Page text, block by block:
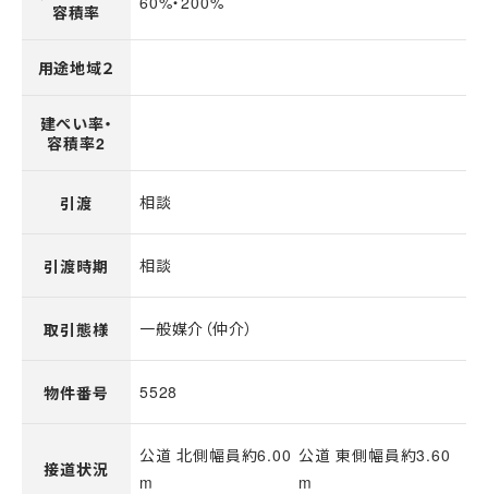
容積率
用途地域２
建ぺい率・
容積率2
引渡 相談
引渡時期 相談
取引態様 一般媒介（仲介）
物件番号 5528
接道状況
公道 北側幅員約6.00
m
公道 東側幅員約3.60
m